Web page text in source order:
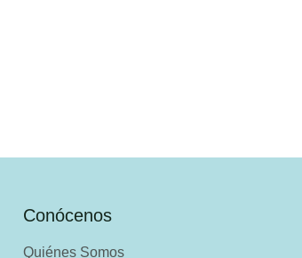
Conócenos
Quiénes Somos